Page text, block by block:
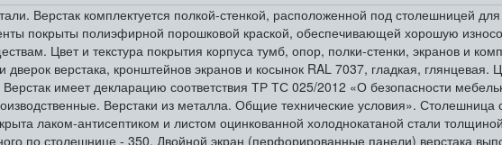
Верстак комплектуется полкой-стенкой, расположенной под столешницей
покрыты полиэфирной порошковой краской, обеспечивающей хорошую
Цвет и текстура покрытия корпуса тумб, опор, полки-стенки, экранов и
верстака, кронштейнов экранов и косынок RAL 7037, гладкая, глянцевая.
имеет декларацию соответствия ТР ТС 025/2012 «О безопасности
Верстаки из металла. Общие технические условия». Столешница
лаком-антисептиком и листом оцинкованной холоднокатаной стали
по столешнице - 350. Двойной экран (перфорированные панели) верстака